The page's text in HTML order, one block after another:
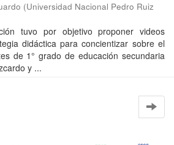
(Universidad Nacional Pedro Ruiz
tuvo por objetivo proponer videos
didáctica para concientizar sobre el
de 1° grado de educación secundaria
y ...